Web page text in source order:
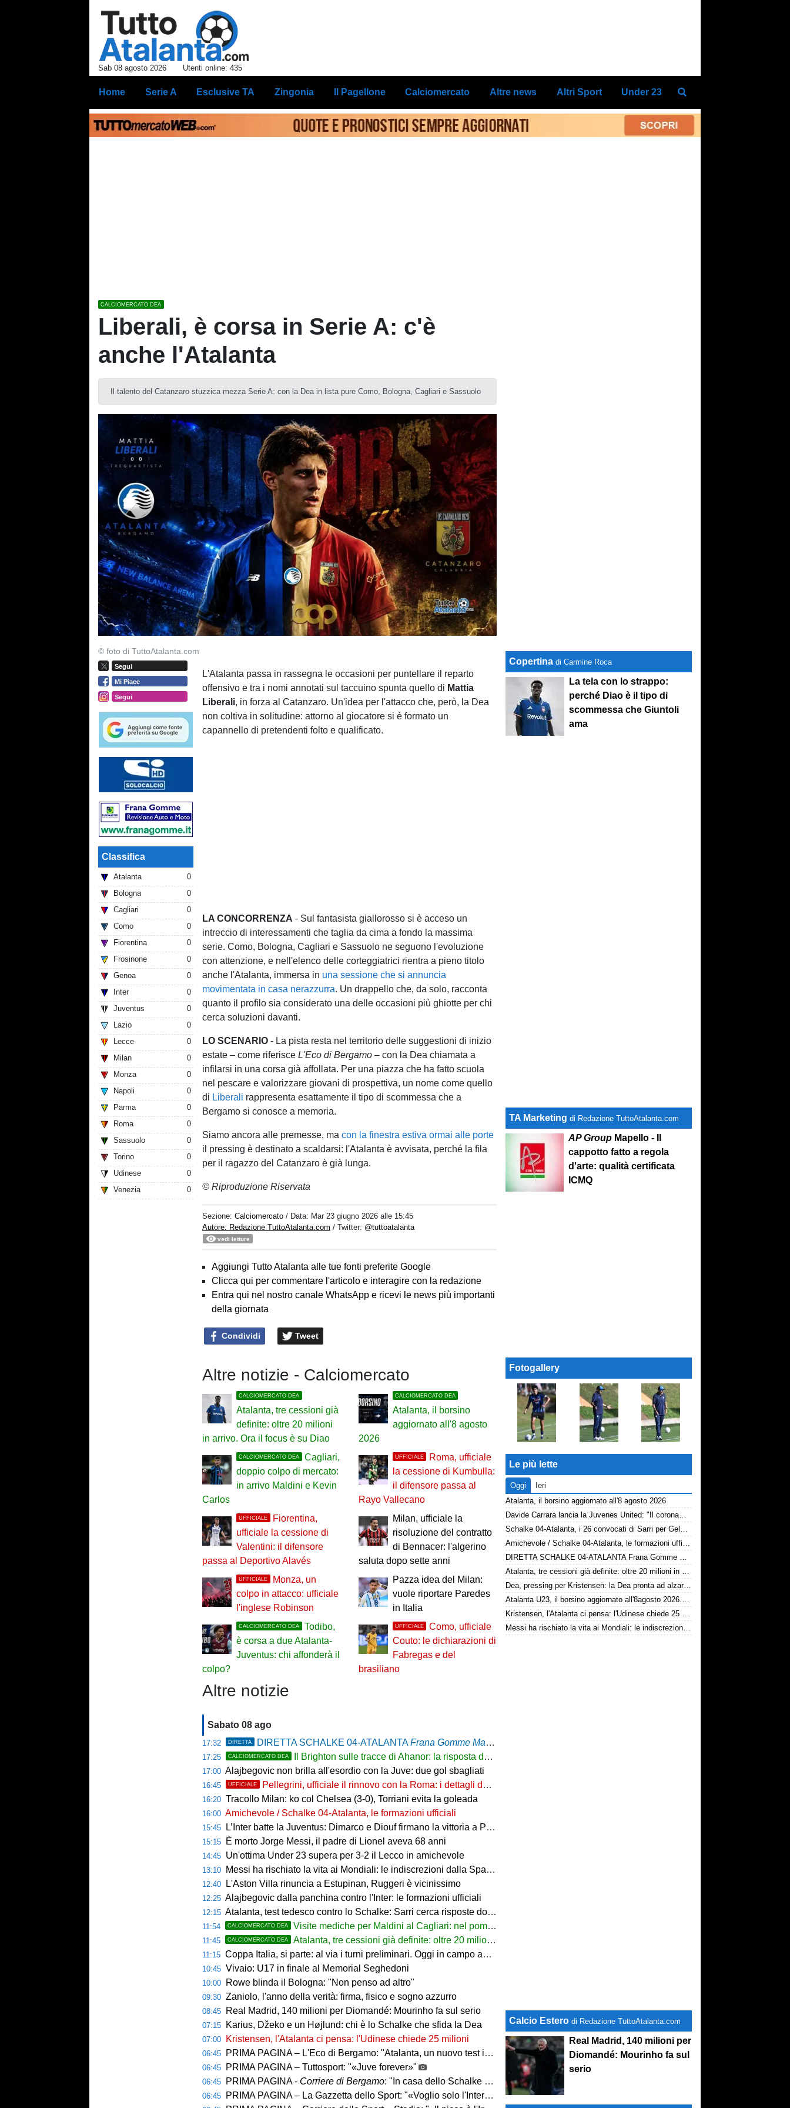
Sab 08 agosto 2026 Utenti online: 435
Home Serie A Esclusive TA Zingonia Il Pagellone Calciomercato Altre news Altri Sport Under 23
CALCIOMERCATO DEA
Liberali, è corsa in Serie A: c'è
anche l'Atalanta
Il talento del Catanzaro stuzzica mezza Serie A: con la Dea in lista pure Como, Bologna, Cagliari e Sassuolo
© foto di TuttoAtalanta.com
Segui
Mi Piace
Segui
Classifica
Atalanta
0
Bologna
0
Cagliari
0
Como
0
Fiorentina
0
Frosinone
0
Genoa
0
Inter
0
Juventus
0
Lazio
0
Lecce
0
Milan
0
Monza
0
Napoli
0
Parma
0
Roma
0
Sassuolo
0
Torino
0
Udinese
0
Venezia
0
L'Atalanta passa in rassegna le occasioni per puntellare il reparto
offensivo e tra i nomi annotati sul taccuino spunta quello di Mattia
Liberali, in forza al Catanzaro. Un'idea per l'attacco che, però, la Dea
non coltiva in solitudine: attorno al giocatore si è formato un
capannello di pretendenti folto e qualificato.
LA CONCORRENZA - Sul fantasista giallorosso si è acceso un
intreccio di interessamenti che taglia da cima a fondo la massima
serie. Como, Bologna, Cagliari e Sassuolo ne seguono l'evoluzione
con attenzione, e nell'elenco delle corteggiatrici rientra a pieno titolo
anche l'Atalanta, immersa in una sessione che si annuncia
movimentata in casa nerazzurra. Un drappello che, da solo, racconta
quanto il profilo sia considerato una delle occasioni più ghiotte per chi
cerca soluzioni davanti.
LO SCENARIO - La pista resta nel territorio delle suggestioni di inizio
estate – come riferisceL'Eco di Bergamo – con la Dea chiamata a
infilarsi in una corsa già affollata. Per una piazza che ha fatto scuola
nel pescare e valorizzare giovani di prospettiva, un nome come quello
di Liberali rappresenta esattamente il tipo di scommessa che a
Bergamo si conosce a memoria.
Siamo ancora alle premesse, macon la finestra estiva ormai alle porte
il pressing è destinato a scaldarsi: l'Atalanta è avvisata, perché la fila
per il ragazzo del Catanzaro è già lunga.
© Riproduzione Riservata
Sezione:Calciomercato / Data: Mar 23 giugno 2026 alle 15:45
Autore: Redazione TuttoAtalanta.com / Twitter: @tuttoatalanta
vedi letture
Aggiungi Tutto Atalanta alle tue fonti preferite Google
Clicca qui per commentare l'articolo e interagire con la redazione
Entra qui nel nostro canale WhatsApp e ricevi le news più importanti
della giornata
Condividi Tweet
Altre notizie - Calciomercato
CALCIOMERCATO DEA
Atalanta, tre cessioni già
definite: oltre 20 milioni
in arrivo. Ora il focus è su Diao
CALCIOMERCATO DEA
Atalanta, il borsino
aggiornato all'8 agosto
2026
CALCIOMERCATO DEA
Cagliari,
doppio colpo di mercato:
in arrivo Maldini e Kevin
Carlos
UFFICIALE
Roma, ufficiale
la cessione di Kumbulla:
il difensore passa al
Rayo Vallecano
UFFICIALE
Fiorentina,
ufficiale la cessione di
Valentini: il difensore
passa al Deportivo Alavés
Milan, ufficiale la
risoluzione del contratto
di Bennacer: l'algerino
saluta dopo sette anni
UFFICIALE
Monza, un
colpo in attacco: ufficiale
l'inglese Robinson
Pazza idea del Milan:
vuole riportare Paredes
in Italia
CALCIOMERCATO DEA
Todibo,
è corsa a due Atalanta-
Juventus: chi affonderà il
colpo?
UFFICIALE
Como, ufficiale
Couto: le dichiarazioni di
Fabregas e del
brasiliano
Altre notizie
Sabato 08 ago
17:32 DIRETTA DIRETTA SCHALKE 04-ATALANTAFrana Gomme Madone
17:25 CALCIOMERCATO DEA Il Brighton sulle tracce di Ahanor: la risposta dell'Atalanta
17:00 Alajbegovic non brilla all'esordio con la Juve: due gol sbagliati
16:45 UFFICIALE Pellegrini, ufficiale il rinnovo con la Roma: i dettagli del contratto
16:20 Tracollo Milan: ko col Chelsea (3-0), Torriani evita la goleada
16:00 Amichevole / Schalke 04-Atalanta, le formazioni ufficiali
15:45 L’Inter batte la Juventus: Dimarco e Diouf firmano la vittoria a Perth
15:15 È morto Jorge Messi, il padre di Lionel aveva 68 anni
14:45 Un'ottima Under 23 supera per 3-2 il Lecco in amichevole
13:10 Messi ha rischiato la vita ai Mondiali: le indiscrezioni dalla Spagna
12:40 L'Aston Villa rinuncia a Estupinan, Ruggeri è vicinissimo
12:25 Alajbegovic dalla panchina contro l'Inter: le formazioni ufficiali
12:15 Atalanta, test tedesco contro lo Schalke: Sarri cerca risposte dopo il ko con il Feyenoord
11:54 CALCIOMERCATO DEA Visite mediche per Maldini al Cagliari: nel pomeriggio firma e ufficialità
11:45 CALCIOMERCATO DEA Atalanta, tre cessioni già definite: oltre 20 milioni in arrivo. Ora il focus è su Diao
11:15 Coppa Italia, si parte: al via i turni preliminari. Oggi in campo anche Juventus, Inter, Roma, Napoli e le big di Serie A
10:45 Vivaio: U17 in finale al Memorial Seghedoni
10:00 Rowe blinda il Bologna: "Non penso ad altro"
09:30 Zaniolo, l'anno della verità: firma, fisico e sogno azzurro
08:45 Real Madrid, 140 milioni per Diomandé: Mourinho fa sul serio
07:15 Karius, Džeko e un Højlund: chi è lo Schalke che sfida la Dea
07:00 Kristensen, l'Atalanta ci pensa: l'Udinese chiede 25 milioni
06:45 PRIMA PAGINA – L'Eco di Bergamo: "Atalanta, un nuovo test internazionale oggi in Germania"
06:45 PRIMA PAGINA – Tuttosport: "«Juve forever»"
06:45 PRIMA PAGINA - Corriere di Bergamo: "In casa dello Schalke con CDK e il dubbio Scamacca-Krstovic"
06:45 PRIMA PAGINA – La Gazzetta dello Sport: "«Voglio solo l'Inter»"
Copertina di Carmine Roca
La tela con lo strappo:
perché Diao è il tipo di
scommessa che Giuntoli
ama
TA Marketing di Redazione TuttoAtalanta.com
AP Group Mapello - Il
cappotto fatto a regola
d'arte: qualità certificata
ICMQ
Fotogallery
Le più lette
Oggi
Ieri
Atalanta, il borsino aggiornato all'8 agosto 2026
Davide Carrara lancia la Juvenes United: "Il coronamento di un progetto, nove ragazzi del 2007 in prima squadra"
Schalke 04-Atalanta, i 26 convocati di Sarri per Gelsenkirchen
Amichevole / Schalke 04-Atalanta, le formazioni ufficiali
DIRETTA SCHALKE 04-ATALANTA Frana Gomme Madone, 0-1
Atalanta, tre cessioni già definite: oltre 20 milioni in arrivo. Ora il focus è su Diao
Dea, pressing per Kristensen: la Dea pronta ad alzare l'offerta all'Udinese
Atalanta U23, il borsino aggiornato all'8agosto 2026. Cantiere aperto per Beati
Kristensen, l'Atalanta ci pensa: l'Udinese chiede 25 milioni
Messi ha rischiato la vita ai Mondiali: le indiscrezioni dalla Spagna
Calcio Estero di Redazione TuttoAtalanta.com
Real Madrid, 140 milioni per
Diomandé: Mourinho fa sul
serio